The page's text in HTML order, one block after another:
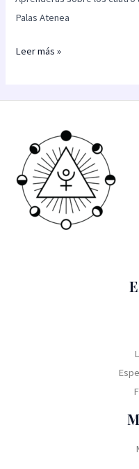
Palas Atenea
Leer más »